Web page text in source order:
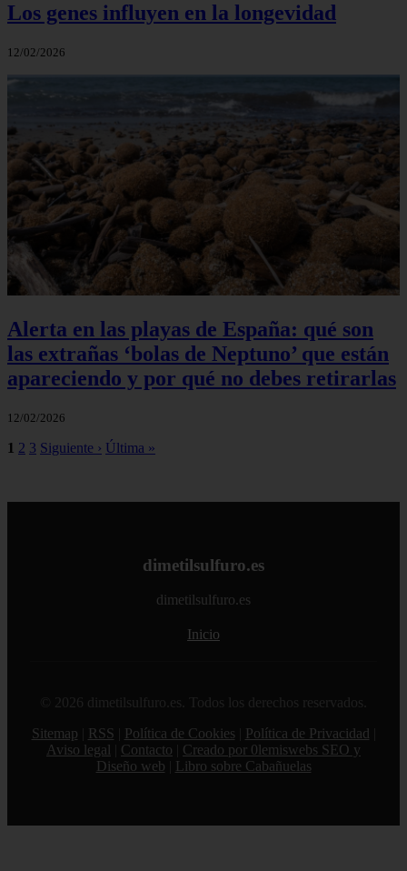
Los genes influyen en la longevidad
12/02/2026
Alerta en las playas de España: qué son
las extrañas ‘bolas de Neptuno’ que están
apareciendo y por qué no debes retirarlas
12/02/2026
1 2 3 Siguiente › Última »
dimetilsulfuro.es
dimetilsulfuro.es
Inicio
© 2026 dimetilsulfuro.es. Todos los derechos reservados.
Sitemap
RSS Política de Cookies Política de Privacidad
Aviso legal
Contacto
Creado por 0lemiswebs SEO y
Diseño web
Libro sobre Cabañuelas